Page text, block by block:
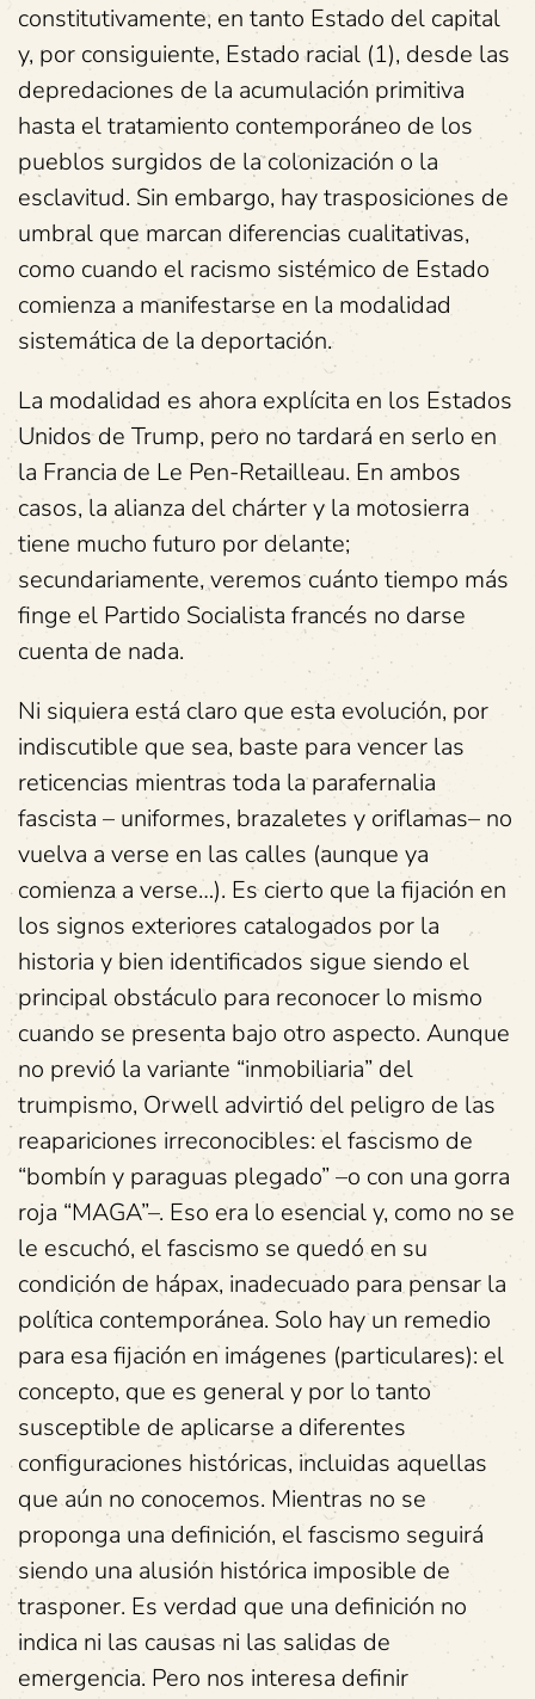
constitutivamente, en tanto Estado del capital
y, por consiguiente, Estado racial (1), desde las
depredaciones de la acumulación primitiva
hasta el tratamiento contemporáneo de los
pueblos surgidos de la colonización o la
esclavitud. Sin embargo, hay trasposiciones de
umbral que marcan diferencias cualitativas,
como cuando el racismo sistémico de Estado
comienza a manifestarse en la modalidad
sistemática de la deportación.
La modalidad es ahora explícita en los Estados
Unidos de Trump, pero no tardará en serlo en
la Francia de Le Pen-Retailleau. En ambos
casos, la alianza del chárter y la motosierra
tiene mucho futuro por delante;
secundariamente, veremos cuánto tiempo más
finge el Partido Socialista francés no darse
cuenta de nada.
Ni siquiera está claro que esta evolución, por
indiscutible que sea, baste para vencer las
reticencias mientras toda la parafernalia
fascista – uniformes, brazaletes y oriflamas– no
vuelva a verse en las calles (aunque ya
comienza a verse…). Es cierto que la fijación en
los signos exteriores catalogados por la
historia y bien identificados sigue siendo el
principal obstáculo para reconocer lo mismo
cuando se presenta bajo otro aspecto. Aunque
no previó la variante “inmobiliaria” del
trumpismo, Orwell advirtió del peligro de las
reapariciones irreconocibles: el fascismo de
“bombín y paraguas plegado” –o con una gorra
roja “MAGA”–. Eso era lo esencial y, como no se
le escuchó, el fascismo se quedó en su
condición de hápax, inadecuado para pensar la
política contemporánea. Solo hay un remedio
para esa fijación en imágenes (particulares): el
concepto, que es general y por lo tanto
susceptible de aplicarse a diferentes
configuraciones históricas, incluidas aquellas
que aún no conocemos. Mientras no se
proponga una definición, el fascismo seguirá
siendo una alusión histórica imposible de
trasponer. Es verdad que una definición no
indica ni las causas ni las salidas de
emergencia. Pero nos interesa definir